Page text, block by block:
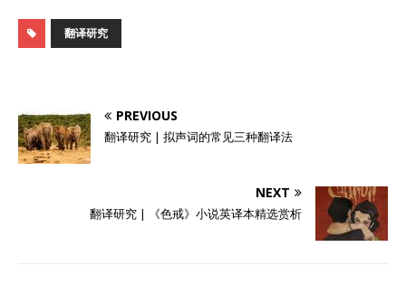
翻译研究
PREVIOUS
翻译研究 | 拟声词的常见三种翻译法
NEXT
翻译研究 | 《色戒》小说英译本精选赏析